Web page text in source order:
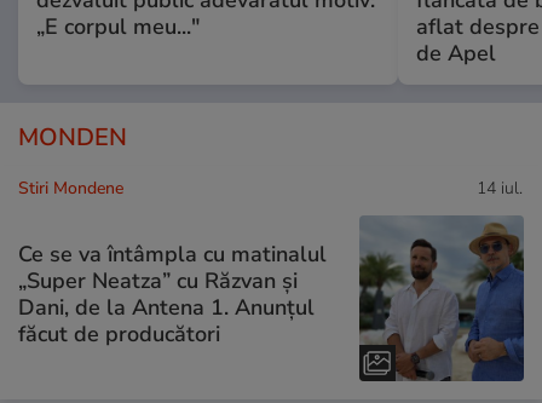
„E corpul meu..."
aflat
de Apel
MONDEN
Stiri Mondene 14 iul.
Ce se va întâmpla cu matinalul
„Super Neatza” cu Răzvan şi
Dani, de la Antena 1. Anunțul
făcut de producători